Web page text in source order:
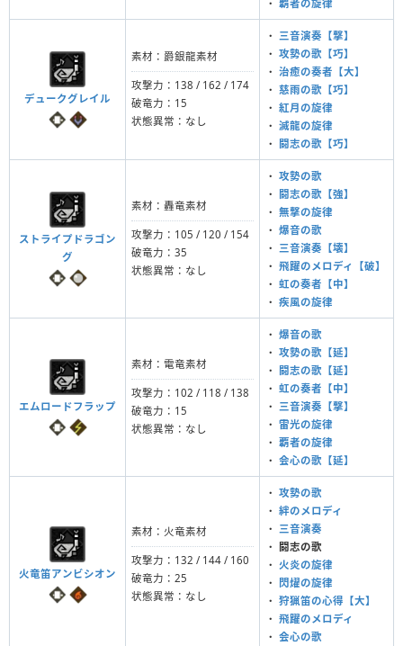
・ 覇者の旋律
デュークグレイル
素材：爵銀龍素材
攻撃力：138 / 162 / 174
破竜力：15
状態異常：なし
・ 三音演奏【撃】
・ 攻勢の歌【巧】
・ 治癒の奏者【大】
・ 慈雨の歌【巧】
・ 紅月の旋律
・ 滅龍の旋律
・
闘志の歌【巧】
ストライプドラゴン
グ
素材：轟竜素材
攻撃力：105 / 120 / 154
破竜力：35
状態異常：なし
・ 攻勢の歌
・
闘志の歌【強】
・ 無撃の旋律
・ 爆音の歌
・ 三音演奏【壊】
・ 飛躍のメロディ【破】
・ 虹の奏者【中】
・ 疾風の旋律
エムロードフラップ
素材：電竜素材
攻撃力：102 / 118 / 138
破竜力：15
状態異常：なし
・ 爆音の歌
・ 攻勢の歌【延】
・
闘志の歌【延】
・ 虹の奏者【中】
・ 三音演奏【撃】
・ 雷光の旋律
・ 覇者の旋律
・ 会心の歌【延】
火竜笛アンビシオン
素材：火竜素材
攻撃力：132 / 144 / 160
破竜力：25
状態異常：なし
・ 攻勢の歌
・ 絆のメロディ
・ 三音演奏
・
闘志の歌
・ 火炎の旋律
・
閃燿の旋律
・ 狩猟笛の心得【大】
・ 飛躍のメロディ
・ 会心の歌